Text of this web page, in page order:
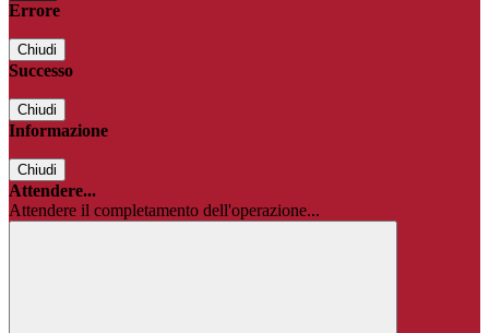
Errore
Chiudi
Successo
Chiudi
Informazione
Chiudi
Attendere...
Attendere il completamento dell'operazione...